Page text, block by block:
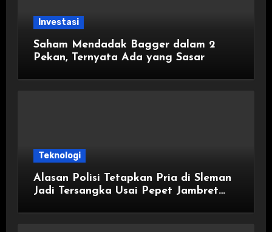
Investasi
Saham Mendadak Bagger dalam 2
Pekan, Ternyata Ada yang Sasar
Teknologi
Alasan Polisi Tetapkan Pria di Sleman
Jadi Tersangka Usai Pepet Jambret